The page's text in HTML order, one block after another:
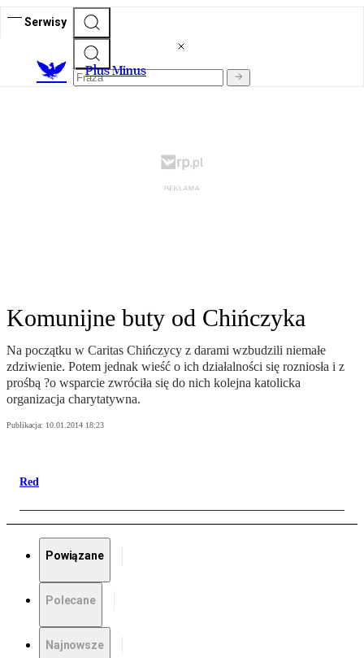
Serwisy
Plus Minus
Komunijne buty od Chińczyka
Na początku w Caritas Chińczycy z darami wzbudzili niemałe
zdziwienie. Potem jednak wieść o ich działalności się rozniosła i z
prośbą ?o wsparcie zwróciła się do nich kolejna katolicka
organizacja charytatywna.
Publikacja: 10.01.2014 18:23
Red
Powiązane
Polecane
Najnowsze